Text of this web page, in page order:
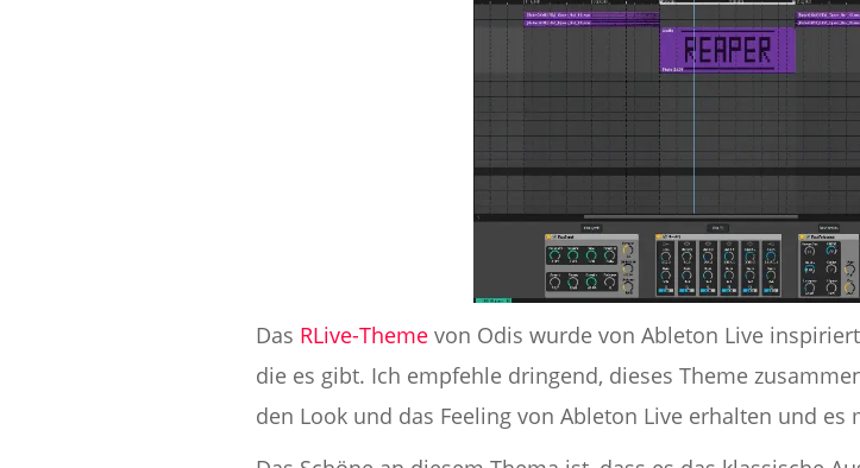
Das RLive-Theme von Odis wurde von Ableton Live
die es gibt. Ich empfehle dringend, dieses Theme
den Look und das Feeling von Ableton Live erhalten und